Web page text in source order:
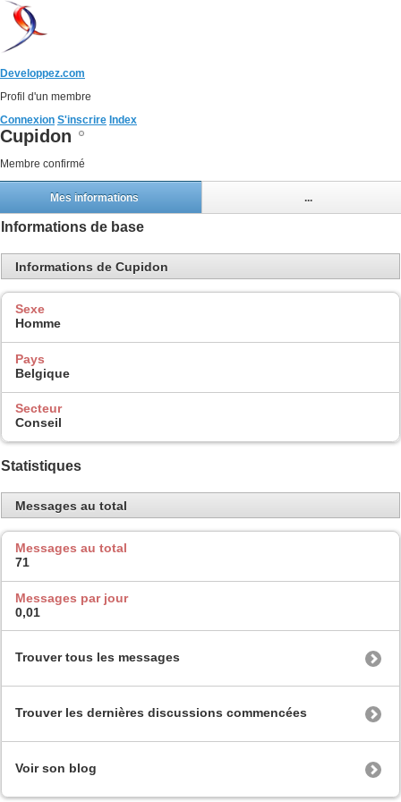
Developpez.com
Profil d'un membre
Connexion S'inscrire Index
Cupidon
Membre confirmé
Mes informations ...
Informations de base
Informations de Cupidon
Sexe
Homme
Pays
Belgique
Secteur
Conseil
Statistiques
Messages au total
Messages au total
71
Messages par jour
0,01
Trouver tous les messages
Trouver les dernières discussions commencées
Voir son blog